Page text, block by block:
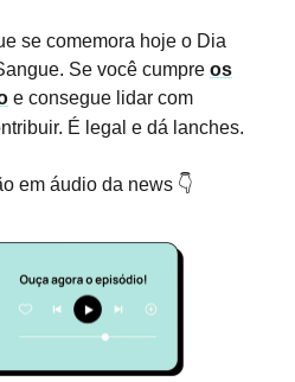
se comemora hoje o Dia
Se você cumpre os
e consegue lidar com
É legal e dá lanches.
em áudio da news 👇